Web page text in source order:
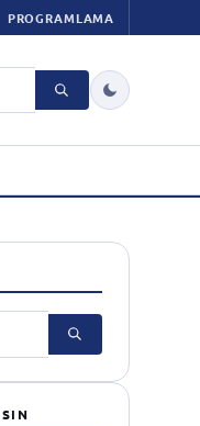
PROGRAMLAMA